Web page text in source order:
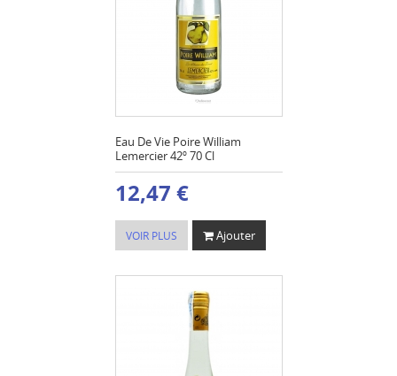
Eau De Vie Poire William
Lemercier 42º 70 Cl
12,47 €
VOIR PLUS Ajouter